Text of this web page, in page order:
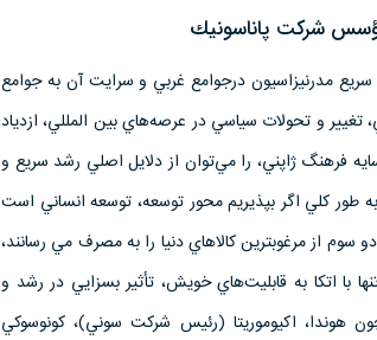
شركت پاناسونيك
مدرنيزاسيون درجوامع غربي و سرايت آن به جوامع
و تحولات سياسي در عرصه‌هاي بين المللي، ازدياد
ژاپني، را مي‌توان از دلايل اصلي رشد سريع و
طور كلي اگر بپذيريم محور توسعه، توسعه انساني است
برابر 2٪ جمعيت كل جهان، دو سوم از مرغوبترين كالاهاي دنيا را به مصرف مي رسانند،
با اتكا به قابليت‌هاي خويش، تأثير بسزايي در رشد و
هوندا، اكيوموريتا (رئيس شركت سوني)، كونوسوكي